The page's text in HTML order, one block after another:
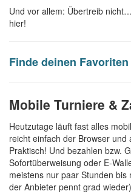
Und vor allem: Übertreib
hier!
Finde deinen Favoriten
Mobile Turniere &
Heutzutage läuft fast alles
reicht einfach der Browser und
Praktisch! Und bezahlen bzw.
Sofortüberweisung oder E-
meistens nur paar Stunden
der Anbieter pennt grad